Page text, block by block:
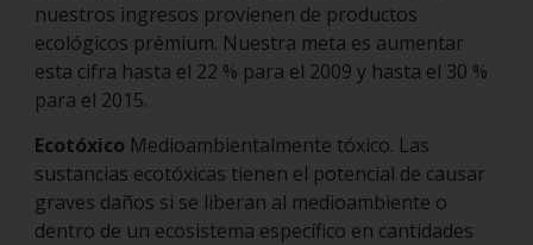
nuestros ingresos provienen de productos
ecológicos prémium. Nuestra meta es aumentar
esta cifra hasta el 22 % para el 2009 y hasta el 30 %
para el 2015.
Ecotóxico Medioambientalmente tóxico. Las
sustancias ecotóxicas tienen el potencial de causar
graves daños si se liberan al medioambiente o
dentro de un ecosistema específico en cantidades